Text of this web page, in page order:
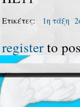
Ετικέτες: 1η τάξη
registerto